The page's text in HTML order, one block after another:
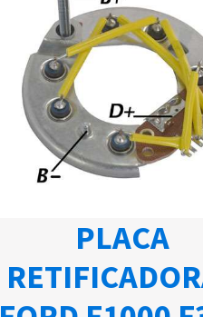
PLACA